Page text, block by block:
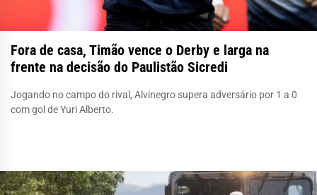
Fora de casa, Timão vence o Derby e larga na
frente na decisão do Paulistão Sicredi
Jogando no campo do rival, Alvinegro supera adversário por 1 a 0
com gol de Yuri Alberto.